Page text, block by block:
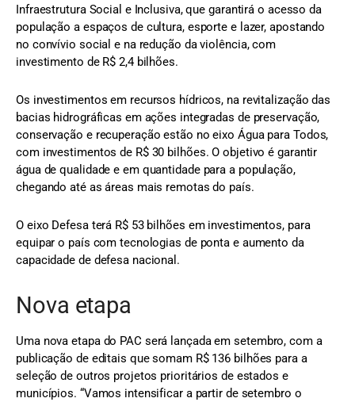
Infraestrutura Social e Inclusiva, que garantirá o acesso da
população a espaços de cultura, esporte e lazer, apostando
no convívio social e na redução da violência, com
investimento de R$ 2,4 bilhões.
Os investimentos em recursos hídricos, na revitalização das
bacias hidrográficas em ações integradas de preservação,
conservação e recuperação estão no eixo Água para Todos,
com investimentos de R$ 30 bilhões. O objetivo é garantir
água de qualidade e em quantidade para a população,
chegando até as áreas mais remotas do país.
O eixo Defesa terá R$ 53 bilhões em investimentos, para
equipar o país com tecnologias de ponta e aumento da
capacidade de defesa nacional.
Nova etapa
Uma nova etapa do PAC será lançada em setembro, com a
publicação de editais que somam R$ 136 bilhões para a
seleção de outros projetos prioritários de estados e
municípios. “Vamos intensificar a partir de setembro o